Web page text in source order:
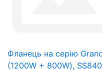
Фланець на серію
(1200W + 800W),